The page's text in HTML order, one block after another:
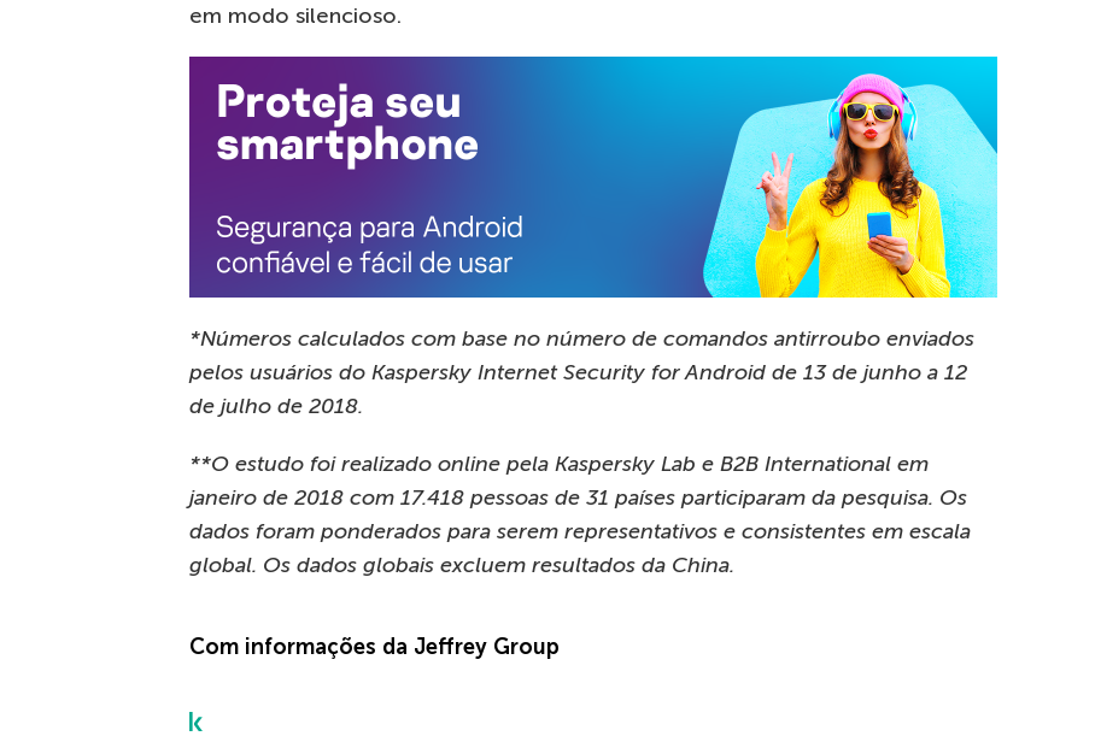
em modo silencioso.
*Números calculados com base no número de comandos antirroubo enviados
pelos usuários do Kaspersky Internet Security for Android de 13 de junho a 12
de julho de 2018.
**O estudo foi realizado online pela Kaspersky Lab e B2B International em
janeiro de 2018 com 17.418 pessoas de 31 países participaram da pesquisa. Os
dados foram ponderados para serem representativos e consistentes em escala
global. Os dados globais excluem resultados da China.
Com informações da Jeffrey Group